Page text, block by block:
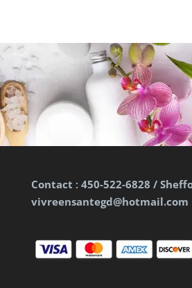
Contact : 450-522-6828 /
vivreensantegd@hotmail.com